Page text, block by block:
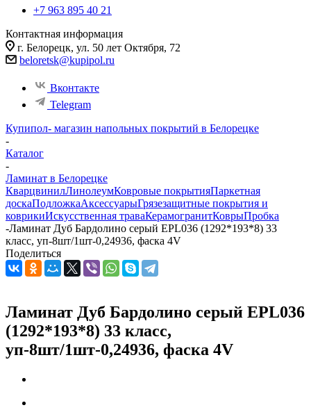
+7 963 895 40 21
Контактная информация
г. Белорецк, ул. 50 лет Октября, 72
beloretsk@kupipol.ru
Вконтакте
Telegram
Купипол- магазин напольных покрытий в Белорецке
-
Каталог
-
Ламинат в Белорецке
КварцвинилЛинолеумКовровые покрытияПаркетная
доскаПодложкаАксессуарыГрязезащитные покрытия и
коврикиИскусственная траваКерамогранитКоврыПробка
-Ламинат Дуб Бардолино серый EPL036 (1292*193*8) 33
класс, уп-8шт/1шт-0,24936, фаска 4V
Поделиться
Ламинат Дуб Бардолино серый EPL036
(1292*193*8) 33 класс,
уп-8шт/1шт-0,24936, фаска 4V